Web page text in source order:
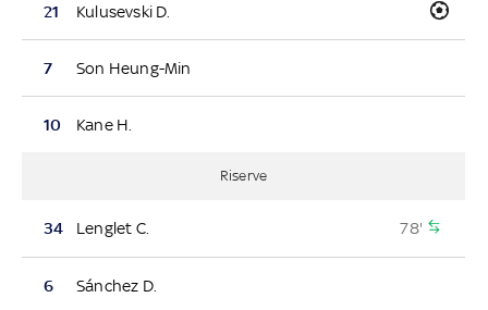
21 Kulusevski D.
7 Son Heung-Min
10 Kane H.
Riserve
34 Lenglet C. 78'
6 Sánchez D.